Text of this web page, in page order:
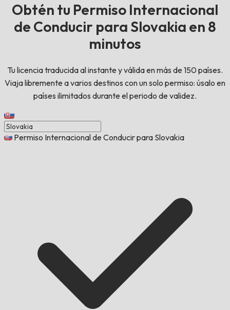
Obtén tu Permiso Internacional
de Conducir para Slovakia en 8
minutos
Tu licencia traducida al instante y válida en más de 150 países.
Viaja libremente a varios destinos con un solo permiso: úsalo en
países ilimitados durante el periodo de validez.
Permiso Internacional de Conducir para Slovakia